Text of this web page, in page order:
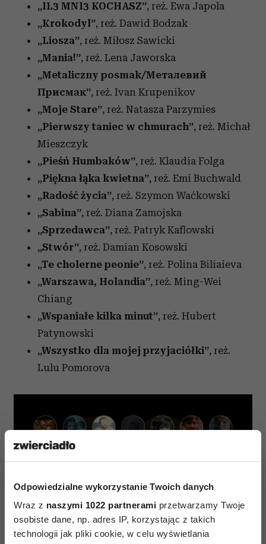
Odpowiedzialne wykorzystanie Twoich danych
Wraz z naszymi 1022 partnerami przetwarzamy Twoje
osobiste dane, np. adres IP, korzystając z takich
technologii jak pliki cookie, w celu wyświetlania
„IL3 MNI3 KOCHASZ”, reż. Ewa Japola
„Krokodyl”, reż. Dawid Bodzak
„Liosza”, reż. Miłosz Sawicki
„Mania!”, reż. Lena Jaworska
„Metaliczny posmak/Металевий
Присмак”, reż. Ivan Krupenikov
„Moje Stare”, reż. Natasza Parzymies
„Pierwszy taniec w chmurach”, reż. Michał
Mieszczyk
„Pieśń Humbaków”, reż. Klaudia Folga
„Piękna łąka kwietna”, reż. Emi Buchwald
„Radość życia”, reż. Szymon Waćkowski
„Sabina”, reż. Diana Zamojska
„Sprzedawca”, reż. Patryk Kaflowski
„Stwór”, reż. Damian Kosowski
„Te cholerne peonie”, reż. Polina Biliaieva
„Warszawa, Holandia”, reż. Ming-Wei
Chiang
„Wspaniałe kilka minut”, reż. Hubert
Patynowski
„Wszystko dla mojej przyjaciółki”, reż.
Lulu Pomorova